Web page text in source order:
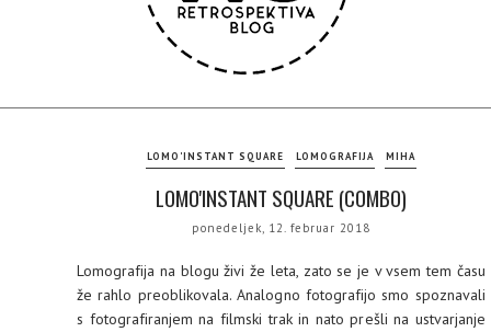
LOMO'INSTANT SQUARE LOMOGRAFIJA MIHA
LOMO'INSTANT SQUARE (COMBO)
ponedeljek, 12. februar 2018
Lomografija na blogu živi že leta, zato se je v vsem tem času
že rahlo preoblikovala. Analogno fotografijo smo spoznavali
s fotografiranjem na filmski trak in nato prešli na ustvarjanje